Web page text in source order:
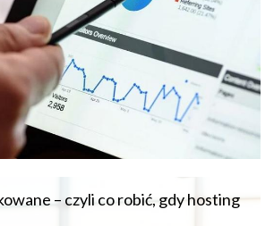
– czyli co robić, gdy hosting